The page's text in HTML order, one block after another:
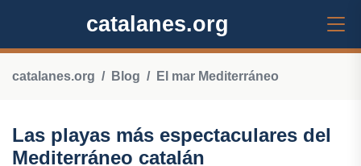
catalanes.org
catalanes.org Blog El mar Mediterráneo
Las playas más espectaculares del
Mediterráneo catalán